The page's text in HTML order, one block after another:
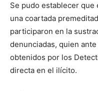
Se pudo establecer que
una coartada
participaron en la
denunciadas, quien
obtenidos por los
directa en el ilícito.